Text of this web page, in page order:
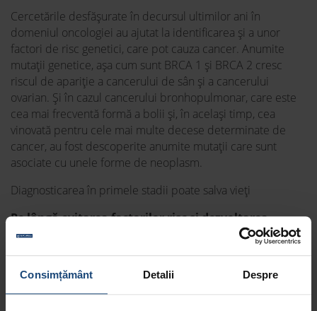
Consimțământ Detalii Despre
Cercetările desfășurate în decursul ultimilor ani în
domeniul oncologiei au ajutat la identificarea și a unor
factori de risc genetici, care pot cauza cancer. Anumite
mutații genetice, așa cum sunt BRCA 1 și BRCA 2 cresc
riscul de apariție a cancerului de sân și a cancerului
ovarian. Și în cazul cancerului bronhopulmonar, care este
cea mai frecventă formă a bolii și, în același timp, cea
vinovată pentru cele mai multe decese determinate de
cancer, au fost descoperite anumite mutații care sunt
asociate cu unele forme de neoplasm.
Diagnosticarea în primele stadii poate salva vieți
Pe lângă evitarea factorilor risc și dezvoltarea
prevenției, îmbunătățirea ratei de diagnosticare
importantă în lupta contra cancerului. Din păcate,
încă multe dintre cazurile de cancer sunt depistate
târziu, când opțiunile terapeutice sunt relativ